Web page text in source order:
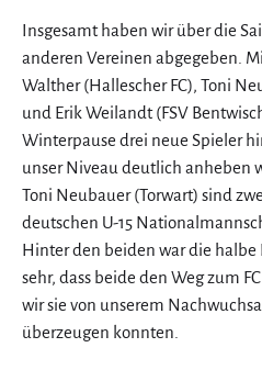
Insgesamt haben wir über die
anderen Vereinen abgegeben.
Walther (Hallescher FC), Toni
und Erik Weilandt (FSV
Winterpause drei neue Spieler
unser Niveau deutlich anheben
Toni Neubauer (Torwart) sind
deutschen U-15
Hinter den beiden war die halbe
sehr, dass beide den Weg zum
wir sie von unserem
überzeugen konnten.